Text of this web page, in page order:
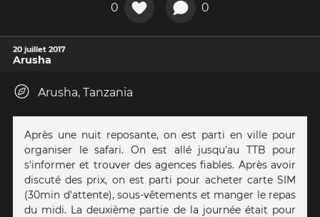
0 0
20 juillet 2017
Arusha
Arusha, Tanzania
Après une nuit reposante, on est parti en ville pour
organiser le safari. On est allé jusqu'au TTB pour
s'informer et trouver des agences fiables. Après avoir
discuté des prix, on est parti pour acheter carte SIM
(30min d'attente), sous-vêtements et manger le repas
du midi. La deuxième partie de la journée était pour